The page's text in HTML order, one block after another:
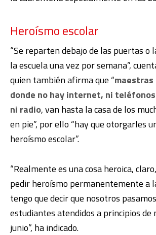
Heroísmo escolar
“Se reparten debajo de las puertas o
la escuela una vez por semana”,
quien también afirma que “maestras
donde no hay internet, ni
ni radio, van hasta la casa de los
en pie”, por ello “hay que otorgarles
heroísmo escolar”.
“Realmente es una cosa heroica,
pedir heroísmo permanentemente a
tengo que decir que nosotros
estudiantes atendidos a principios de
junio”, ha indicado.